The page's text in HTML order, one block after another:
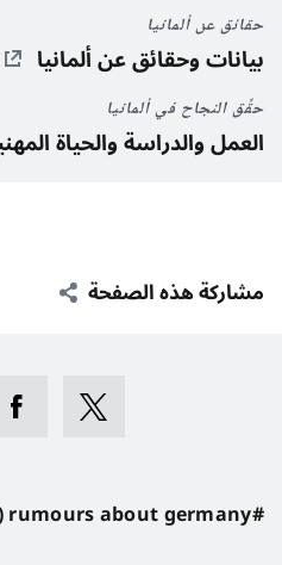
حقائق عن ألمانيا
بيانات وحقائق عن ألمانيا
حقِّق النجاح في ألمانيا
العمل والدراسة والحياة
مشاركة هذه الصفحة
#rumours about germany (عربي)